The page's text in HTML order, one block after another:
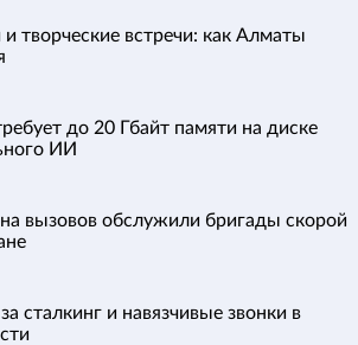
творческие встречи: как Алматы
до 20 Гбайт памяти на диске
ИИ
вызовов обслужили бригады скорой
сталкинг и навязчивые звонки в